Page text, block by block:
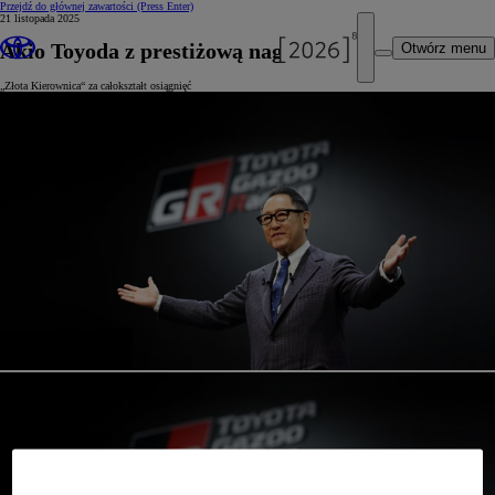
Przejdź do głównej zawartości (Press Enter)
Otwórz menu
21 listopada 2025
Akio Toyoda z prestiżową nagrodą
„Złota Kierownica“ za całokształt osiągnięć